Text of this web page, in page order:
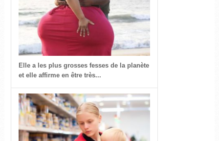
Elle a les plus grosses fesses de la planète
et elle affirme en être très...